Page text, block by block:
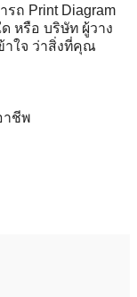
ถ Print Diagram
หรือ บริษัท ผู้วาง
าใจ ว่าสิ่งที่คุณ
าชีพ